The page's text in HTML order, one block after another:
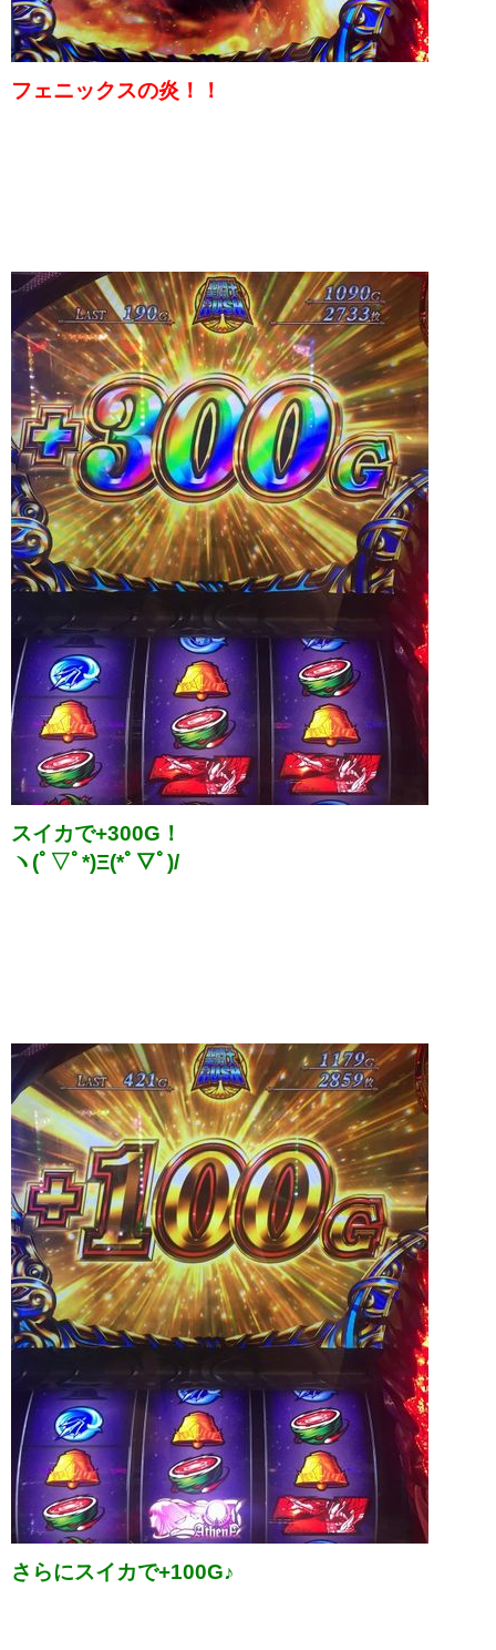
フェニックスの炎！！
スイカで+300G！
ヽ(ﾟ▽ﾟ*)Ξ(*ﾟ▽ﾟ)/
さらにスイカで+100G♪